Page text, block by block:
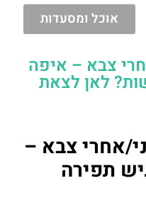
אוכל ומסעדות
צבא – איפה
לאן לצאת
אחרי צבא –
תפירה